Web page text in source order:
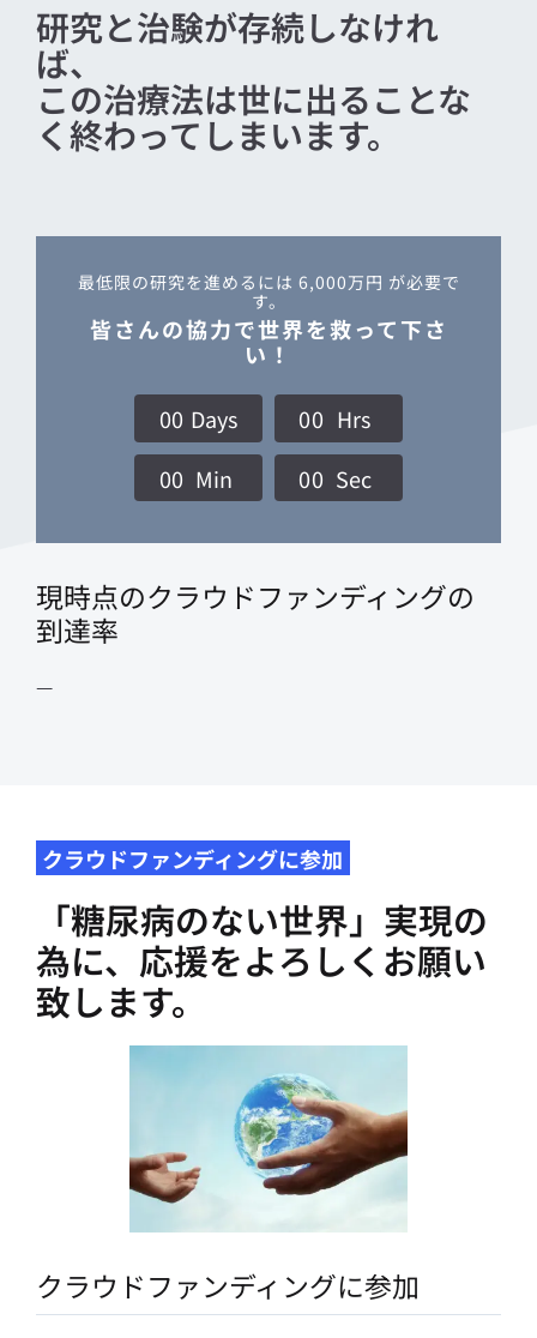
研究と治験が存続しなけれ
ば、
この治療法は世に出ることな
く終わってしまいます。
最低限の研究を進めるには 6,000万円 が必要で
す。
皆さんの協力で世界を救って下さ
い！
00 Days 00 Hrs
00 Min 00 Sec
現時点のクラウドファンディングの
到達率
—
クラウドファンディングに参加
「糖尿病のない世界」実現の
為に、応援をよろしくお願い
致します。
クラウドファンディングに参加